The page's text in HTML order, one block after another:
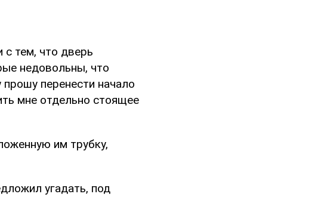
с тем, что дверь
недовольны, что
перенести начало
мне отдельно стоящее
им трубку,
угадать, под